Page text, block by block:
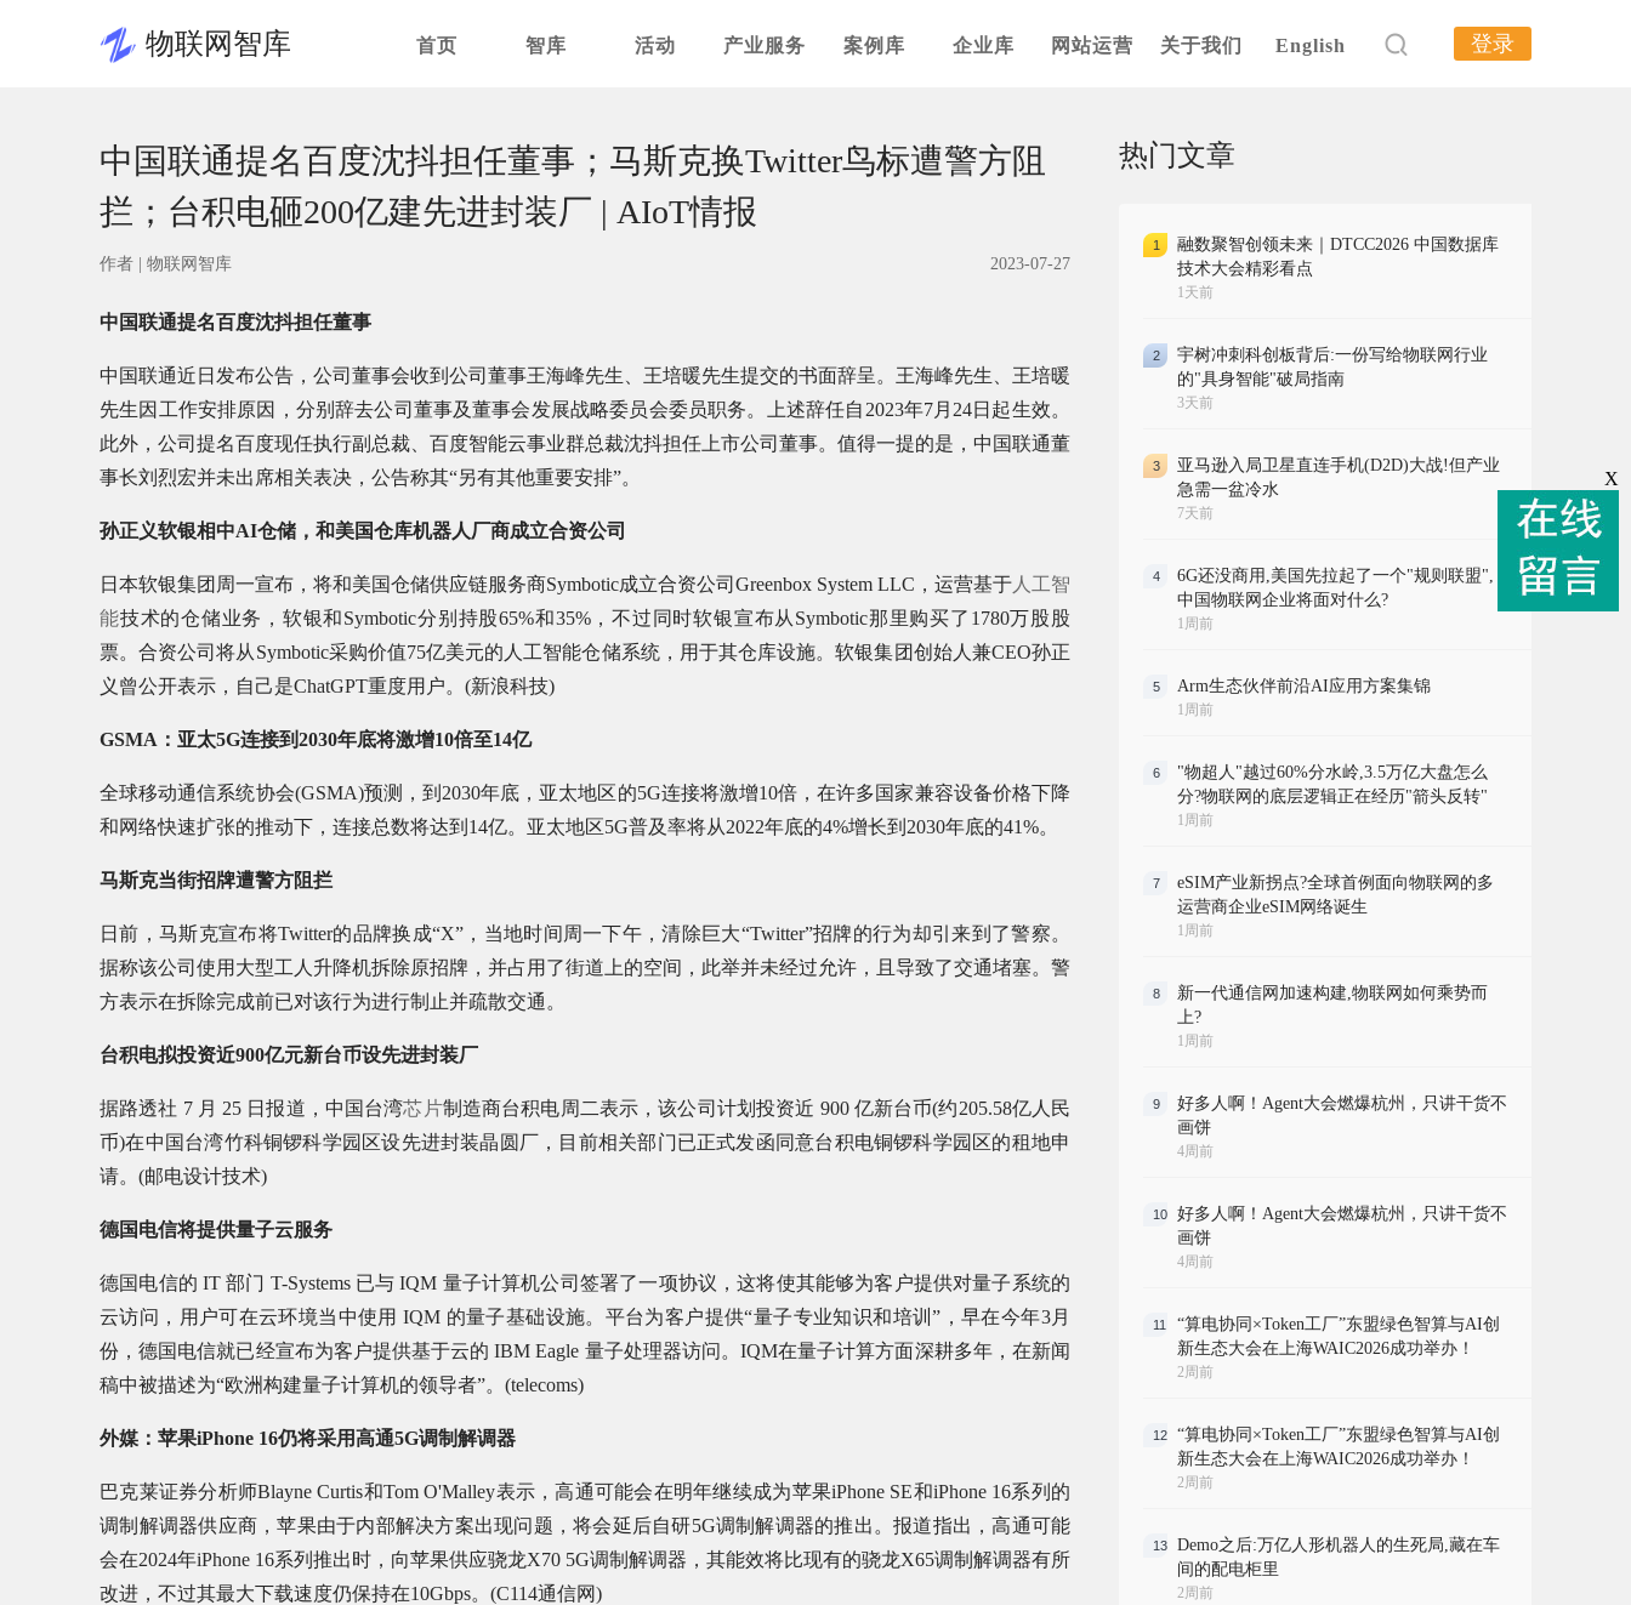
物联网智库 首页 智库 活动 产业服务 案例库 企业库 网站运营 关于我们 English 登录
中国联通提名百度沈抖担任董事；马斯克换Twitter鸟标遭警方阻
拦；台积电砸200亿建先进封装厂 | AIoT情报
作者 | 物联网智库 2023-07-27
中国联通提名百度沈抖担任董事
中国联通近日发布公告，公司董事会收到公司董事王海峰先生、王培暖先生提交的书面辞呈。王海峰先生、王培暖
先生因工作安排原因，分别辞去公司董事及董事会发展战略委员会委员职务。上述辞任自2023年7月24日起生效。
此外，公司提名百度现任执行副总裁、百度智能云事业群总裁沈抖担任上市公司董事。值得一提的是，中国联通董
事长刘烈宏并未出席相关表决，公告称其“另有其他重要安排”。
孙正义软银相中AI仓储，和美国仓库机器人厂商成立合资公司
日本软银集团周一宣布，将和美国仓储供应链服务商Symbotic成立合资公司Greenbox System LLC，运营基于 人工智
能技术的仓储业务，软银和Symbotic分别持股65%和35%，不过同时软银宣布从Symbotic那里购买了1780万股股
票。合资公司将从Symbotic采购价值75亿美元的人工智能仓储系统，用于其仓库设施。软银集团创始人兼CEO孙正
义曾公开表示，自己是ChatGPT重度用户。(新浪科技)
GSMA：亚太5G连接到2030年底将激增10倍至14亿
全球移动通信系统协会(GSMA)预测，到2030年底，亚太地区的5G连接将激增10倍，在许多国家兼容设备价格下降
和网络快速扩张的推动下，连接总数将达到14亿。亚太地区5G普及率将从2022年底的4%增长到2030年底的41%。
马斯克当街招牌遭警方阻拦
日前，马斯克宣布将Twitter的品牌换成“X”，当地时间周一下午，清除巨大“Twitter”招牌的行为却引来到了警察。
据称该公司使用大型工人升降机拆除原招牌，并占用了街道上的空间，此举并未经过允许，且导致了交通堵塞。警
方表示在拆除完成前已对该行为进行制止并疏散交通。
台积电拟投资近900亿元新台币设先进封装厂
据路透社 7 月 25 日报道，中国台湾芯片制造商台积电周二表示，该公司计划投资近 900 亿新台币(约205.58亿人民
币)在中国台湾竹科铜锣科学园区设先进封装晶圆厂，目前相关部门已正式发函同意台积电铜锣科学园区的租地申
请。(邮电设计技术)
德国电信将提供量子云服务
德国电信的 IT 部门 T-Systems 已与 IQM 量子计算机公司签署了一项协议，这将使其能够为客户提供对量子系统的
云访问，用户可在云环境当中使用 IQM 的量子基础设施。平台为客户提供“量子专业知识和培训”，早在今年3月
份，德国电信就已经宣布为客户提供基于云的 IBM Eagle 量子处理器访问。IQM在量子计算方面深耕多年，在新闻
稿中被描述为“欧洲构建量子计算机的领导者”。(telecoms)
外媒：苹果iPhone 16仍将采用高通5G调制解调器
巴克莱证券分析师Blayne Curtis和Tom O'Malley表示，高通可能会在明年继续成为苹果iPhone SE和iPhone 16系列的
调制解调器供应商，苹果由于内部解决方案出现问题，将会延后自研5G调制解调器的推出。报道指出，高通可能
会在2024年iPhone 16系列推出时，向苹果供应骁龙X70 5G调制解调器，其能效将比现有的骁龙X65调制解调器有所
改进，不过其最大下载速度仍保持在10Gbps。(C114通信网)
热门文章
1
融数聚智创领未来｜DTCC2026 中国数据库
技术大会精彩看点
1天前
2
宇树冲刺科创板背后:一份写给物联网行业
的"具身智能"破局指南
3天前
3
亚马逊入局卫星直连手机(D2D)大战!但产业
急需一盆冷水
7天前
4
6G还没商用,美国先拉起了一个"规则联盟",
中国物联网企业将面对什么?
1周前
5 Arm生态伙伴前沿AI应用方案集锦
1周前
6
"物超人"越过60%分水岭,3.5万亿大盘怎么
分?物联网的底层逻辑正在经历"箭头反转"
1周前
7
eSIM产业新拐点?全球首例面向物联网的多
运营商企业eSIM网络诞生
1周前
8
新一代通信网加速构建,物联网如何乘势而
上?
1周前
9
好多人啊！Agent大会燃爆杭州，只讲干货不
画饼
4周前
10
好多人啊！Agent大会燃爆杭州，只讲干货不
画饼
4周前
11
“算电协同×Token工厂”东盟绿色智算与AI创
新生态大会在上海WAIC2026成功举办！
2周前
12
“算电协同×Token工厂”东盟绿色智算与AI创
新生态大会在上海WAIC2026成功举办！
2周前
13
Demo之后:万亿人形机器人的生死局,藏在车
间的配电柜里
2周前
X